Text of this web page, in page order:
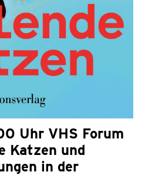
Uhr VHS Forum
Katzen und
in der